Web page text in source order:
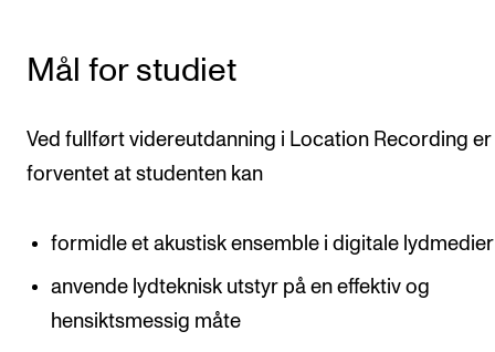
Mål for studiet
Ved fullført videreutdanning i Location Recording
forventet at studenten kan
formidle et akustisk ensemble i digitale lydmedier
anvende lydteknisk utstyr på en effektiv og
hensiktsmessig måte